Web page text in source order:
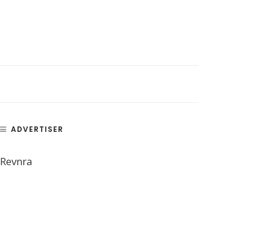
ADVERTISER
Revnra